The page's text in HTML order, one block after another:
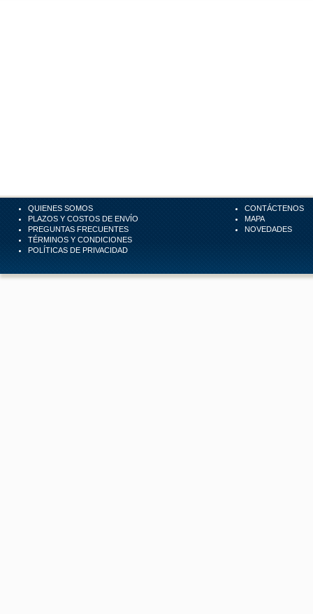
QUIENES SOMOS
PLAZOS Y COSTOS DE ENVÍO
PREGUNTAS FRECUENTES
TÉRMINOS Y CONDICIONES
POLÍTICAS DE PRIVACIDAD
CONTÁCTENOS
MAPA
NOVEDADES